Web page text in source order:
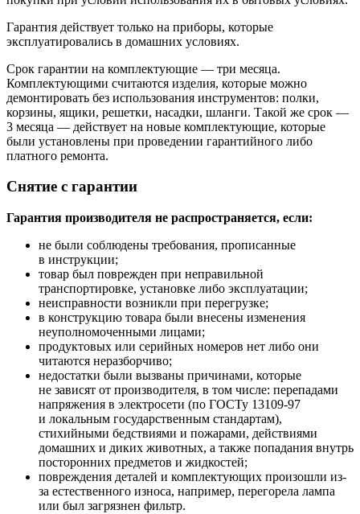
Гарантия действует только на приборы, которые
эксплуатировались в домашних условиях.
Срок гарантии на комплектующие — три месяца.
Комплектующими считаются изделия, которые можно
демонтировать без использования инструментов: полки,
корзины, ящики, решетки, насадки, шланги. Такой же срок —
3 месяца — действует на новые комплектующие, которые
были установлены при проведении гарантийного либо
платного ремонта.
Снятие с гарантии
Гарантия производителя не распространяется, если:
не были соблюдены требования, прописанные
в инструкции;
товар был поврежден при неправильной
транспортировке, установке либо эксплуатации;
неисправности возникли при перегрузке;
в конструкцию товара были внесены изменения
неуполномоченными лицами;
продуктовых или серийных номеров нет либо они
читаются неразборчиво;
недостатки были вызваны причинами, которые
не зависят от производителя, в том числе: перепадами
напряжения в электросети (по ГОСТу 13109-97
и локальным государственным стандартам),
стихийными бедствиями и пожарами, действиями
домашних и диких животных, а также попадания внутрь
посторонних предметов и жидкостей;
повреждения деталей и комплектующих произошли из-
за естественного износа, например, перегорела лампа
или был загрязнен фильтр.